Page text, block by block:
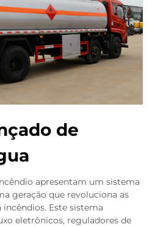
de
apresentam um sistema
geração que revoluciona as
Este sistema
eletrônicos, reguladores de